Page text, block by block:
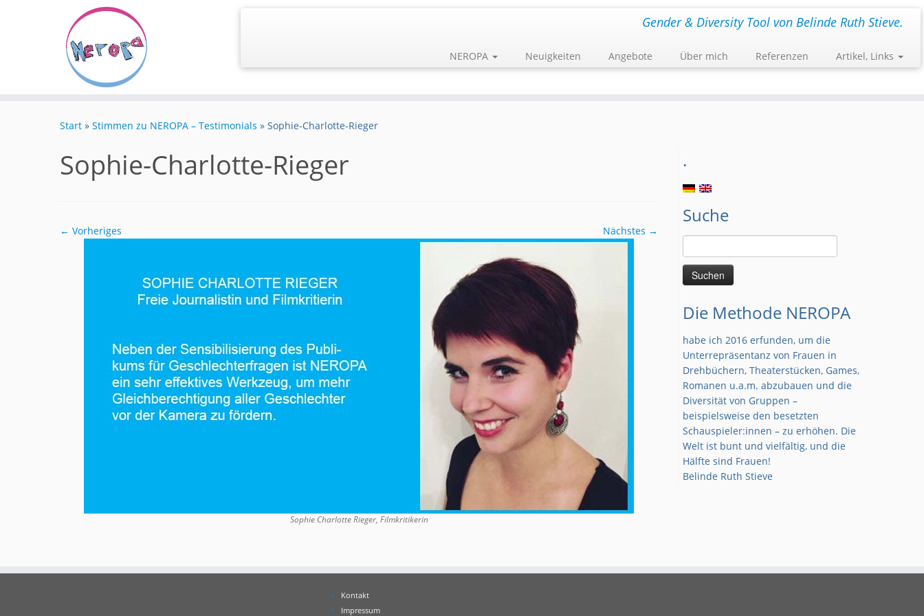
Gender & Diversity Tool von Belinde Ruth Stieve.
NEROPA Neuigkeiten Angebote Über mich Referenzen Artikel, Links
Start » Stimmen zu NEROPA – Testimonials » Sophie-Charlotte-Rieger
Sophie-Charlotte-Rieger
← Vorheriges Nächstes →
Sophie Charlotte Rieger, Filmkritikerin
.
Suche
Suchen
nach:
Die Methode NEROPA
habe ich 2016 erfunden, um die
Unterrepräsentanz von Frauen in
Drehbüchern, Theaterstücken, Games,
Romanen u.a.m. abzubauen und die
Diversität von Gruppen –
beispielsweise den besetzten
Schauspieler:innen – zu erhöhen. Die
Welt ist bunt und vielfältig, und die
Hälfte sind Frauen!
Belinde Ruth Stieve
Kontakt
Impressum